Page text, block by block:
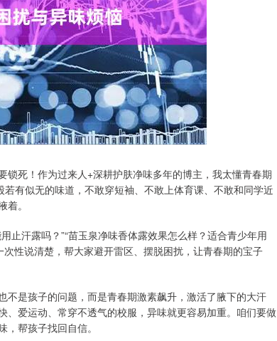
死！作为过来人+深耕护肤净味多年的博主，我太懂青春期
有似无的味道，不敢穿短袖、不敢上体育课、不敢和同学近
。
止汗露吗？”“苗玉泉净味香体露效果怎么样？适合青少年用
性说清楚，帮大家避开雷区、摆脱困扰，让青春期的宝子
是孩子的问题，而是青春期激素飙升，激活了腋下的大汗
爱运动、常穿不透气的校服，异味就更容易加重。咱们要做
帮孩子找回自信。